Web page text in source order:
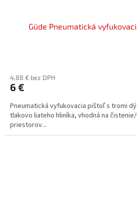
Güde Pneumatická
4,88 € bez DPH
6 €
Pneumatická vyfukovacia pištoľ s tromi
tlakovo liateho hliníka, vhodná na
priestorov...